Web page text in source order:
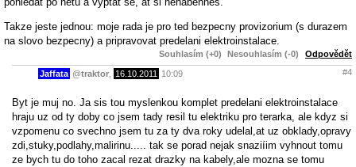
Takze jeste jednou: moje rada je pro ted bezpecny provizorium (s durazem
na slovo bezpecny) a pripravovat predelani elektroinstalace.
Souhlasím (+0) Nesouhlasím (-0) Odpovědět
Jaffata @traktor 16.10.2011 10:09 #4
Byt je muj no. Ja sis tou myslenkou komplet predelani elektroinstalace
hraju uz od ty doby co jsem tady resil tu elektriku pro terarka, ale kdyz si
vzpomenu co svechno jsem tu za ty dva roky udelal,at uz obklady,opravy
zdi,stuky,podlahy,malirinu..... tak se porad nejak snaziíim vyhnout tomu
ze bych tu do toho zacal rezat drazky na kabely,ale mozna se tomu